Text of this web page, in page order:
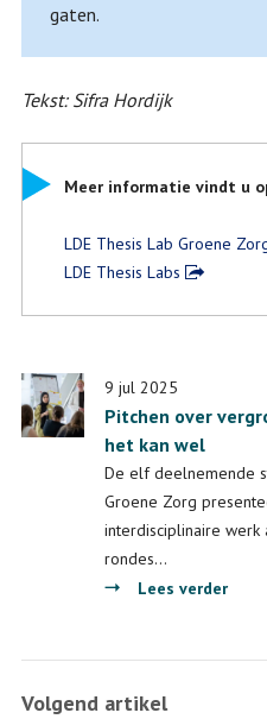
gaten.
Tekst: Sifra Hordijk
Meer informatie vindt u
LDE Thesis Lab Groene
LDE Thesis Labs
9 jul 2025
Pitchen over
het kan wel
De elf deelnemende
Groene Zorg
interdisciplinaire werk
rondes…
Lees verderover
Volgend artikel